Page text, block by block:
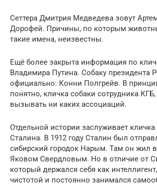
Сеттера Дмитрия Медведева зовут
Дорофей. Причины, по которым
такие имена, неизвестны.
Ещё более закрыта информация по
Владимира Путина. Собаку президента
официально: Конни Полгрейв. В
понятно, кличка собаки сотрудника
вызывать ни каких ассоциаций.
Отдельной истории заслуживает кличка
Сталина. В 1912 году Сталин был
сибирский городок Нарым. Там он жил
Яковом Свердловым. Но в отличие от
который держался себя как
чистотой и постоянно занимался